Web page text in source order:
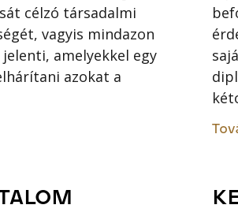
célzó társadalmi
vagyis mindazon
amelyekkel egy
azokat a